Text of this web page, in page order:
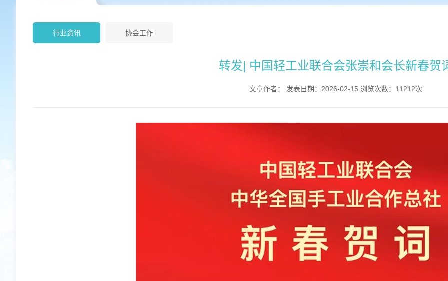
行业资讯 协会工作
转发| 中国轻工业联合会张崇和会长新春贺
文章作者： 发表日期：2026-02-15 浏览次数：11212次